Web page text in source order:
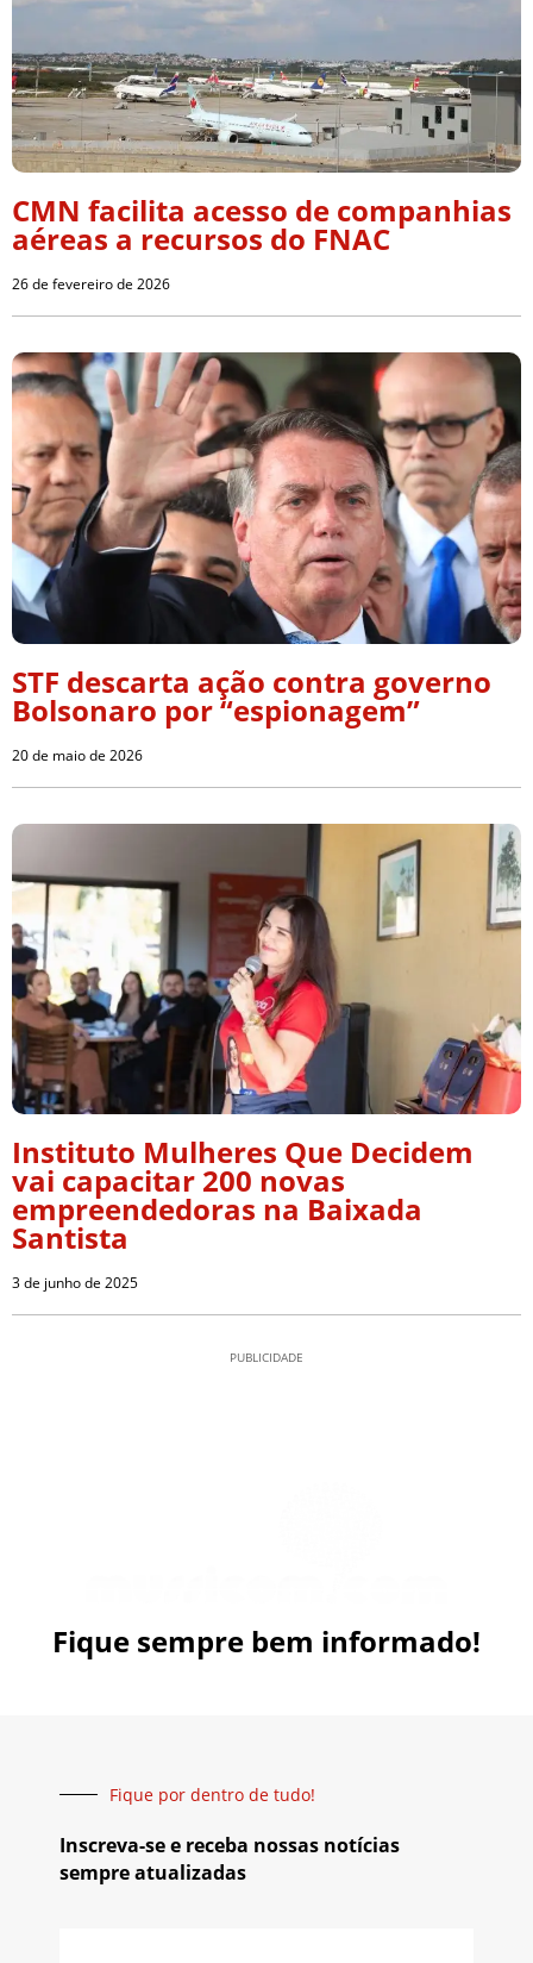
CMN facilita acesso de companhias
aéreas a recursos do FNAC
26 de fevereiro de 2026
STF descarta ação contra governo
Bolsonaro por “espionagem”
20 de maio de 2026
Instituto Mulheres Que Decidem
vai capacitar 200 novas
empreendedoras na Baixada
Santista
3 de junho de 2025
PUBLICIDADE
Fique sempre bem informado!
Fique por dentro de tudo!
Inscreva-se e receba nossas notícias
sempre atualizadas